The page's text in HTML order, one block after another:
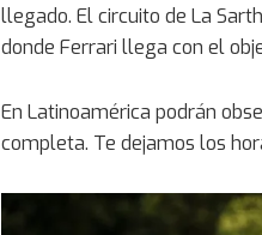
llegado. El circuito de La
donde Ferrari llega con el
En Latinoamérica podrán
completa. Te dejamos los